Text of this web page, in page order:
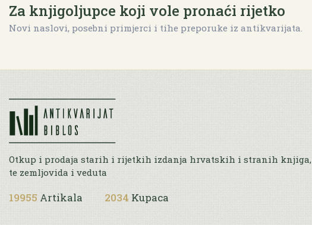
Za knjigoljupce koji vole pronaći rijetko
Novi naslovi, posebni primjerci i tihe preporuke iz antikvarijata.
Otkup i prodaja starih i rijetkih izdanja hrvatskih i stranih knjiga,
te zemljovida i veduta
19955 Artikala 2034 Kupaca